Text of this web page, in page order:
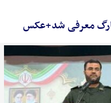
معرفی شد+عکس